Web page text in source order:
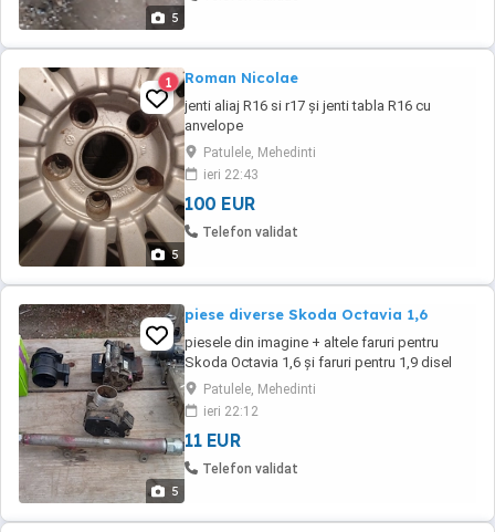
5
5
1 Roman Nicolae
jenti aliaj R16 si r17 și jenti tabla R16 cu
anvelope
Patulele, Mehedinti
ieri 22:43
100 EUR
Telefon validat
5
piese diverse Skoda Octavia 1,6
piesele din imagine + altele faruri pentru
Skoda Octavia 1,6 și faruri pentru 1,9 disel
Patulele, Mehedinti
ieri 22:12
11 EUR
Telefon validat